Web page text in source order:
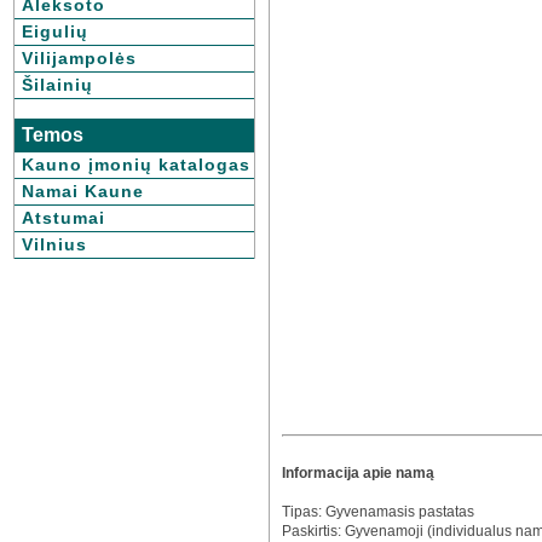
Aleksoto
Eigulių
Vilijampolės
Šilainių
Temos
Kauno įmonių katalogas
Namai Kaune
Atstumai
Vilnius
Informacija apie namą
Tipas: Gyvenamasis pastatas
Paskirtis: Gyvenamoji (individualus